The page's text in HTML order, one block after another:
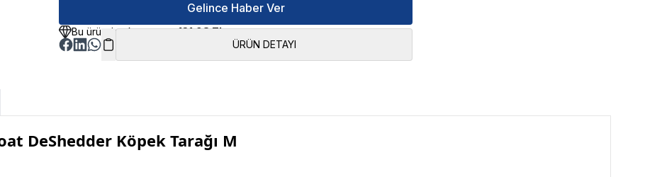
Gelince Haber Ver
Bu üründen kazancınız131.98 TL
ÜRÜN DETAYI
DeShedder Köpek Tarağı M